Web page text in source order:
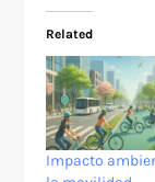
Related
Impacto